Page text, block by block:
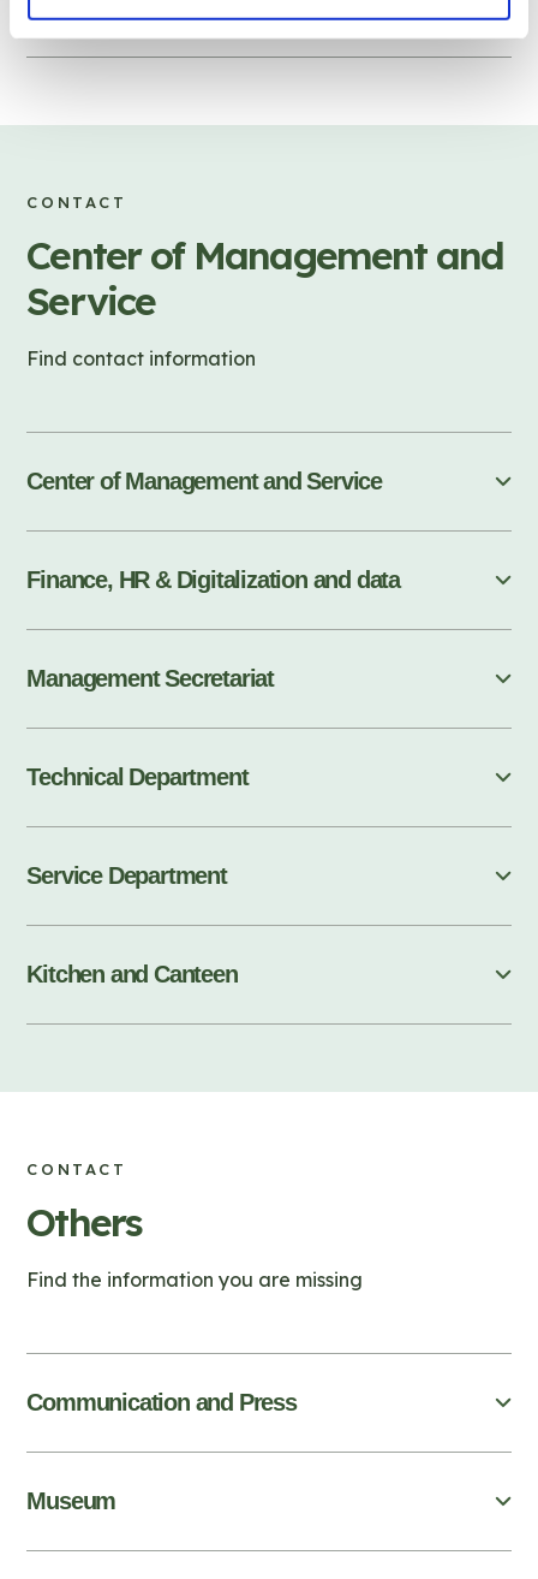
CONTACT
Center of Management and
Service
Find contact information
Center of Management and Service
Finance, HR & Digitalization and data
Management Secretariat
Technical Department
Service Department
Kitchen and Canteen
CONTACT
Others
Find the information you are missing
Communication and Press
Museum